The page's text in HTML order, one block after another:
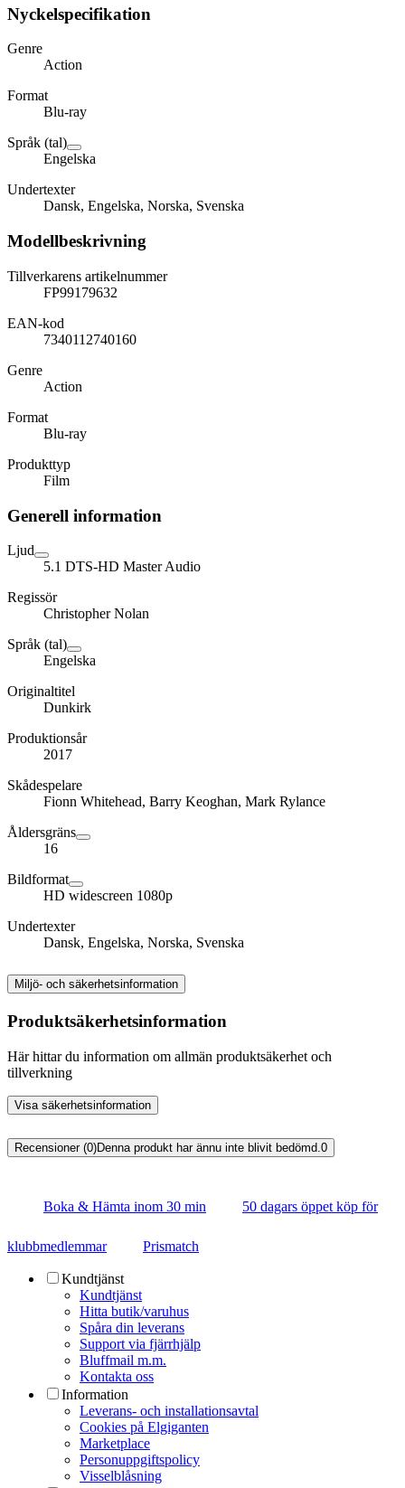
Nyckelspecifikation
Genre
Action
Format
Blu-ray
Språk (tal)
Engelska
Undertexter
Dansk, Engelska, Norska, Svenska
Modellbeskrivning
Tillverkarens artikelnummer
FP99179632
EAN-kod
7340112740160
Genre
Action
Format
Blu-ray
Produkttyp
Film
Generell information
Ljud
5.1 DTS-HD Master Audio
Regissör
Christopher Nolan
Språk (tal)
Engelska
Originaltitel
Dunkirk
Produktionsår
2017
Skådespelare
Fionn Whitehead, Barry Keoghan, Mark Rylance
Åldersgräns
16
Bildformat
HD widescreen 1080p
Undertexter
Dansk, Engelska, Norska, Svenska
Miljö- och säkerhetsinformation
Produktsäkerhetsinformation
Här hittar du information om allmän produktsäkerhet och
tillverkning
Visa säkerhetsinformation
Recensioner (0)Denna produkt har ännu inte blivit bedömd. 0
Boka & Hämta inom 30 min 50 dagars öppet köp för
klubbmedlemmar Prismatch
Kundtjänst
Kundtjänst
Hitta butik/varuhus
Spåra din leverans
Support via fjärrhjälp
Bluffmail m.m.
Kontakta oss
Information
Leverans- och installationsavtal
Cookies på Elgiganten
Marketplace
Personuppgiftspolicy
Visselblåsning